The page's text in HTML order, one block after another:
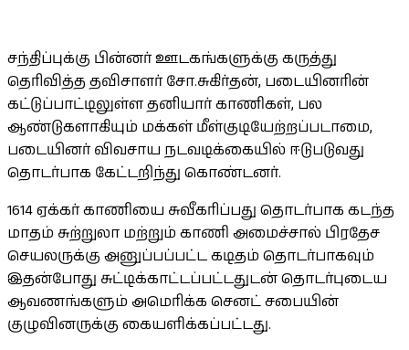
சந்திப்புக்கு பின்னர் ஊடகங்களுக்கு கருத்து
தெரிவித்த தவிசாளர் சோ.சுகிர்தன், படையினரின்
கட்டுப்பாட்டிலுள்ள தனியார் காணிகள், பல
ஆண்டுகளாகியும் மக்கள் மீள்குடியேற்றப்படாமை,
படையினர் விவசாய நடவடிக்கையில் ஈடுபடுவது
தொடர்பாக கேட்டறிந்து கொண்டனர்.
1614 ஏக்கர் காணியை சுவீகரிப்பது தொடர்பாக கடந்த
மாதம் சுற்றுலா மற்றும் காணி அமைச்சால் பிரதேச
செயலருக்கு அனுப்பப்பட்ட கடிதம் தொடர்பாகவும்
இதன்போது சுட்டிக்காட்டப்பட்டதுடன் தொடர்புடைய
ஆவணங்களும் அமெரிக்க செனட் சபையின்
குழுவினருக்கு கையளிக்கப்பட்டது.